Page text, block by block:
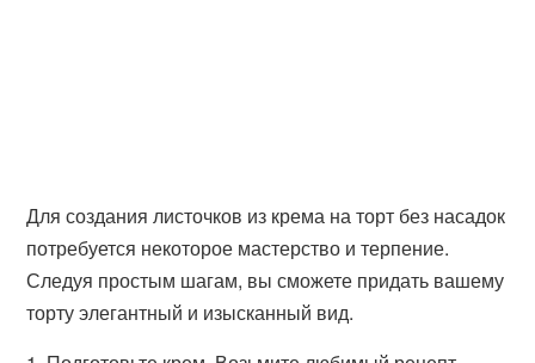
Для создания листочков из крема на торт без насадок
потребуется некоторое мастерство и терпение.
Следуя простым шагам, вы сможете придать вашему
торту элегантный и изысканный вид.